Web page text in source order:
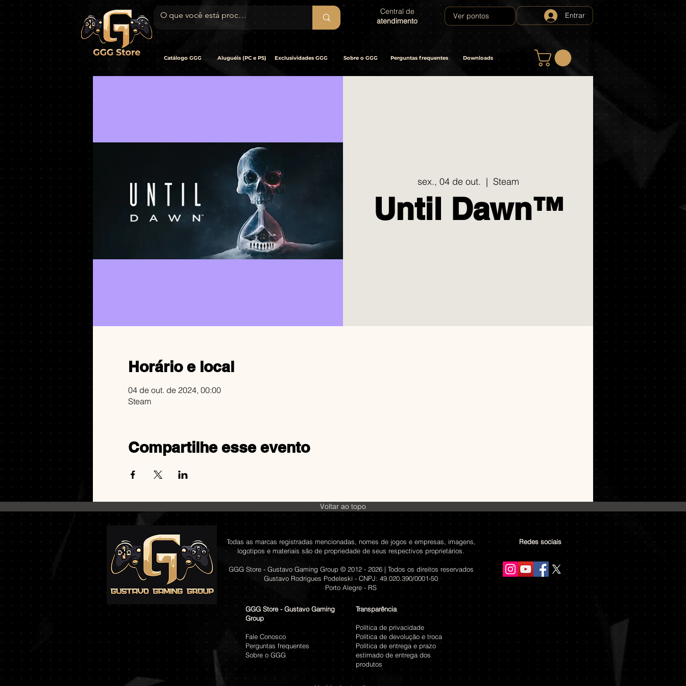
Central de
atendimento
Ver pontos
Catálogo GGG Aluguéis (PC e PS) Exclusividades GGG Sobre o GGG Perguntas frequentes Downloads
Entrar
sex., 04 de out.
  |
Steam
Until Dawn™
Horário e local
04 de out. de 2024, 00:00
Steam
Compartilhe esse evento
Voltar ao topo
Todas as marcas registradas mencionadas, nomes de jogos e empresas, imagens,
logotipos e materiais são de propriedade de seus respectivos proprietários.
GGG Store - Gustavo Gaming Group © 2012 - 2026 | Todos os direitos reservados
Gustavo Rodrigues Podeleski - CNPJ: 49.020.390/0001-50
Porto Alegre - RS
GGG Store - Gustavo Gaming
Group
Fale Conosco
Perguntas frequentes
Sobre o GGG
Transparência
Política de privacidade
Política de devolução e troca
Política de entrega e prazo
estimado de entrega dos
produtos
Redes sociais